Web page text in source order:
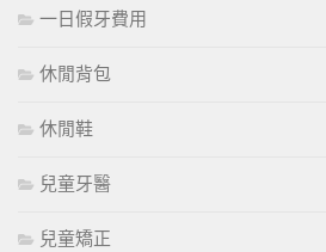
一日假牙費用
休閒背包
休閒鞋
兒童牙醫
兒童矯正